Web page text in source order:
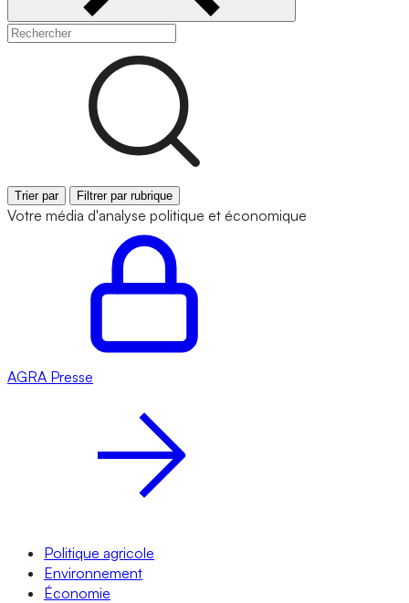
Trier par Filtrer par rubrique
Votre média d'analyse politique et économique
AGRA Presse
Politique agricole
Environnement
Économie